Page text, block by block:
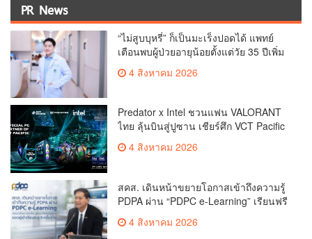
PR News
“ไม่สูบบุหรี่” ก็เป็นมะเร็งปอดได้ แพทย์
เตือนพบผู้ป่วยอายุน้อยตั้งแต่วัย 35 ปีเพิ่ม
ขึ้นคนไทยกว่า 70% รู้ตัวเมื่อโรคลุกลาม
4 สิงหาคม 2026
Predator x Intel ชวนแฟน VALORANT
ไทย ลุ้นบินสู่ปูซาน เชียร์ศึก VCT Pacific
Finals Busan ประเทศเกาหลีใต้ Predator
x Intel ชวนแฟน VALORANT ไทย ลุ้นบิน
สุดพิเศษตลอดทัวร์นาเมนต์
4 สิงหาคม 2026
สคส. เดินหน้าขยายโอกาสเข้าถึงความรู้
PDPA ผ่าน “PDPC e-Learning” เรียนฟรี
อดศักยภาพคนไทยสู่สังคมดิจิทัลปลอดภัย
4 สิงหาคม 2026